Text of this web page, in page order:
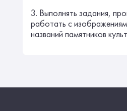
3. Выполнять задания,
работать с
названий памятников